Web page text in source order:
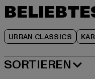
URBAN CLASSICS
SORTIEREN
BELIEBTESTE